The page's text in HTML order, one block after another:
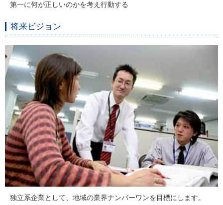
第一に何が正しいのかを考え行動する
将来ビジョン
独立系企業として、地域の業界ナンバーワンを目標にします。